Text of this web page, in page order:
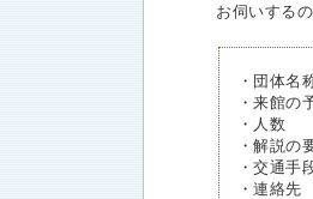
お伺いする
・団体名
・来館の
・人数
・解説の
・交通手
・連絡先